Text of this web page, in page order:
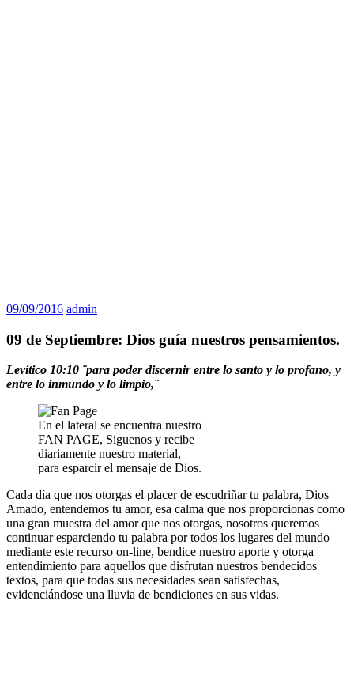
09/09/2016 admin
09 de Septiembre: Dios guía nuestros pensamientos.
Levítico 10:10 ¨para poder discernir entre lo santo y lo profano, y
entre lo inmundo y lo limpio,¨
En el lateral se encuentra nuestro
FAN PAGE, Siguenos y recibe
diariamente nuestro material,
para esparcir el mensaje de Dios.
Cada día que nos otorgas el placer de escudriñar tu palabra, Dios
Amado, entendemos tu amor, esa calma que nos proporcionas como
una gran muestra del amor que nos otorgas, nosotros queremos
continuar esparciendo tu palabra por todos los lugares del mundo
mediante este recurso on-line, bendice nuestro aporte y otorga
entendimiento para aquellos que disfrutan nuestros bendecidos
textos, para que todas sus necesidades sean satisfechas,
evidenciándose una lluvia de bendiciones en sus vidas.